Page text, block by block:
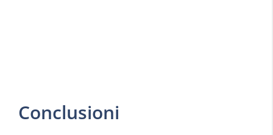
Conclusioni